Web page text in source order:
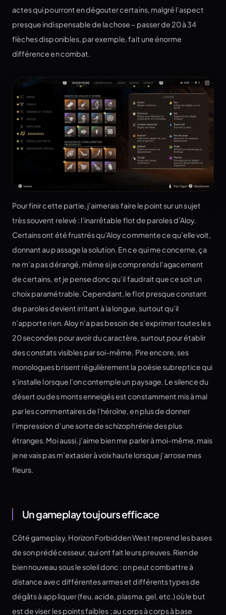
actes qui pourront en dégouter certains, malgré l’aspect
presque indispensable de la chose – passer de 20 à 34
flèches disponibles, par exemple, fait une énorme
différence en combat.
Pour finir cette partie, j’aimerais faire le point sur un sujet
très souvent relevé : l’inarrêtable flot de paroles d’Aloy.
Certains ont été frustrés qu’Aloy commente ce qu’elle voit,
donnant au passage la solution. En ce qui me concerne, ça
ne m’a pas dérangé, même si je comprends l’agacement
de certains, et je pense donc qu’il faudrait que ce soit un
choix paramétrable. Cependant, le flot presque constant
de paroles devient irritant à la longue, surtout qu’il
n’apporte rien. Aloy n’a pas besoin de s’exprimer toutes les
20 secondes pour avoir du caractère, surtout pour établir
des constats visibles par soi-même. Pire encore, ses
monologues brisent régulièrement la poésie subreptice qui
s’installe lorsque l’on contemple un paysage. Le silence du
désert ou des monts enneigés est constamment mis à mal
par les commentaires de l’héroïne, en plus de donner
l’impression d’une sorte de schizophrénie des plus
étranges. Moi aussi, j’aime bien me parler à moi-même, mais
je ne vais pas m’extasier à voix haute lorsque j’arrose mes
fleurs.
Un gameplay toujours efficace
Côté gameplay, Horizon Forbidden West reprend les bases
de son prédécesseur, qui ont fait leurs preuves. Rien de
bien nouveau sous le soleil donc : on peut combattre à
distance avec différentes armes et différents types de
dégâts à appliquer (feu, acide, plasma, gel, etc.) où le but
est de viser les points faibles ; au corps à corps à base